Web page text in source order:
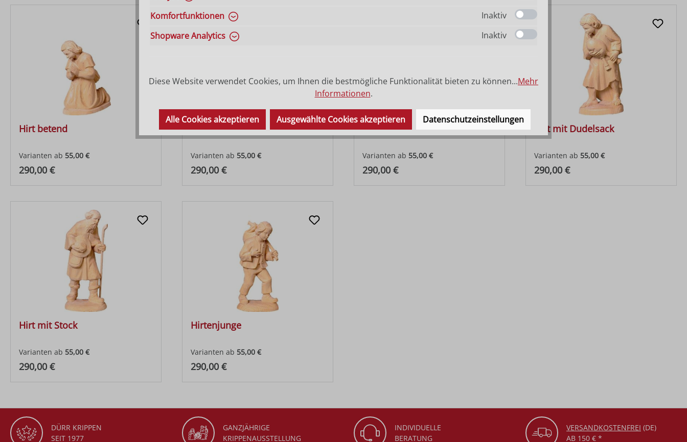
Hirt betend
Varianten ab 55,00 €
Regulärer Preis:
290,00 €
Hirt sitzend
Varianten ab 55,00 €
Regulärer Preis:
290,00 €
Wasserträgerin
Varianten ab 55,00 €
Regulärer Preis:
290,00 €
Hirt mit Dudelsack
Varianten ab 55,00 €
Regulärer Preis:
290,00 €
Hirt mit Stock
Varianten ab 55,00 €
Regulärer Preis:
290,00 €
Hirtenjunge
Varianten ab 55,00 €
Regulärer Preis:
290,00 €
DÜRR KRIPPEN
SEIT 1977
GANZJÄHRIGE
KRIPPENAUSSTELLUNG
INDIVIDUELLE
BERATUNG
VERSANDKOSTENFREI (DE)
AB 150 € *
Komfortfunktionen
Inaktiv
Shopware Analytics
Inaktiv
Diese Website verwendet Cookies, um Ihnen die bestmögliche Funktionalität bieten zu können...Mehr
Informationen.
Alle Cookies akzeptieren Ausgewählte Cookies akzeptieren Datenschutzeinstellungen